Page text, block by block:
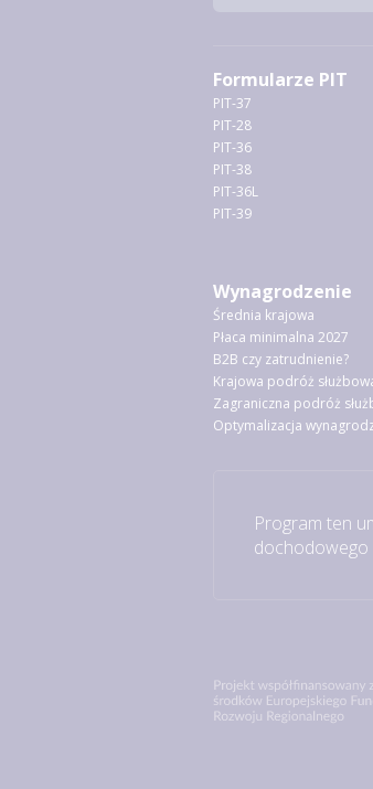
Formularze PIT
PIT-37
PIT-28
PIT-36
PIT-38
PIT-36L
PIT-39
Wynagrodzenie
Średnia krajowa
Płaca minimalna 2027
B2B czy zatrudnienie?
Krajowa podróż
Zagraniczna podróż
Optymalizacja
Program ten
dochodowego